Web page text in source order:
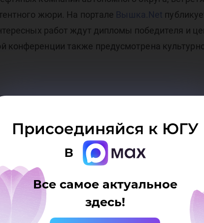
Присоединяйся к ЮГУ
в
Все самое актуальное
здесь!
жюри. На портале Вышка.Net
работ ждут дипломы победителя и
также предусмотрена
Югры № 233-р от 10.12.2013г.